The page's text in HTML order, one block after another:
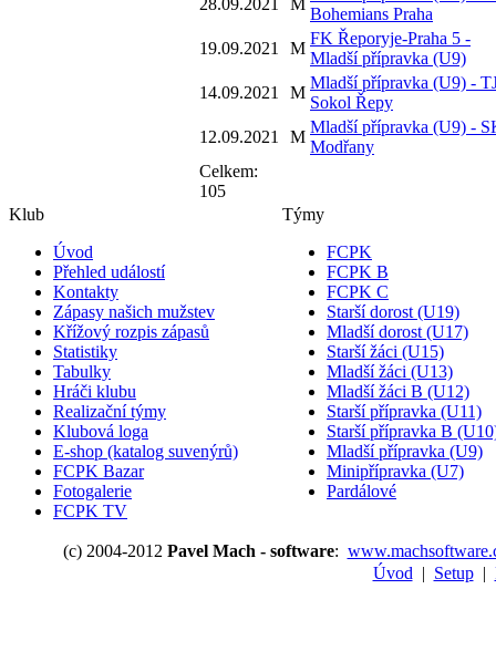
28.09.2021 M
Bohemians Praha
19.09.2021
M
FK Řeporyje-Praha 5 -
Mladší přípravka (U9)
14.09.2021
M
Mladší přípravka (U9) -
Sokol Řepy
12.09.2021
M
Mladší přípravka (U9) -
Modřany
Celkem:
105
Klub
Úvod
Přehled událostí
Kontakty
Zápasy našich mužstev
Křížový rozpis zápasů
Statistiky
Tabulky
Hráči klubu
Realizační týmy
Klubová loga
E-shop (katalog suvenýrů)
FCPK Bazar
Fotogalerie
FCPK TV
Týmy
FCPK
FCPK B
FCPK C
Starší dorost (U19)
Mladší dorost (U17)
Starší žáci (U15)
Mladší žáci (U13)
Mladší žáci B (U12)
Starší přípravka (U11)
Starší přípravka B
Mladší přípravka (U9)
Minipřípravka (U7)
Pardálové
(c) 2004-2012 Pavel Mach - software:
Úvod | Setup|